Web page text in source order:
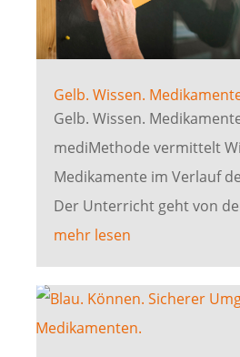
Gelb. Wissen.
Gelb. Wissen.
mediMethode vermittelt
Medikamente im Verlauf
Der Unterricht geht von
mehr lesen